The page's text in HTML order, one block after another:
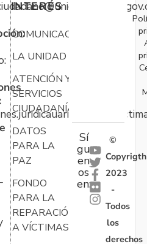
INTERÉS
COMUNICACIONES
LA UNIDAD
ATENCIÓN Y
SERVICIOS
CIUDADANÍA
DATOS
PARA LA
PAZ
FONDO
PARA LA
REPARACIÓN
A VÍCTIMAS
Sí
gu
en
os
en:
©
Copyrigth
2023
-
Todos
los
derechos